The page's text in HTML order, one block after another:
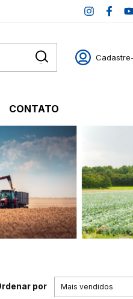
CONTATO
por